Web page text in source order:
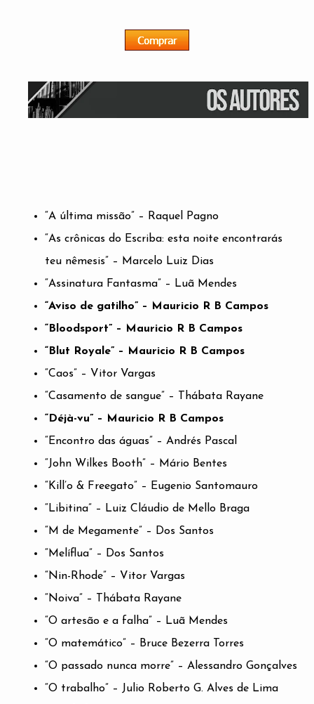
“A última missão” – Raquel Pagno
“As crônicas do Escriba: esta noite encontrarás
teu nêmesis” – Marcelo Luiz Dias
“Assinatura Fantasma” – Luã Mendes
“Aviso de gatilho” – Mauricio R B Campos
“Bloodsport” – Mauricio R B Campos
“Blut Royale” – Mauricio R B Campos
“Caos” – Vitor Vargas
“Casamento de sangue” – Thábata Rayane
“Déjà-vu” – Mauricio R B Campos
“Encontro das águas” – Andrés Pascal
“John Wilkes Booth” – Mário Bentes
“Kill’o & Freegato” – Eugenio Santomauro
“Libitina” – Luiz Cláudio de Mello Braga
“M de Megamente” – Dos Santos
“Melíflua” – Dos Santos
“Nin-Rhode” – Vitor Vargas
“Noiva” – Thábata Rayane
“O artesão e a falha” – Luã Mendes
“O matemático” – Bruce Bezerra Torres
“O passado nunca morre” – Alessandro Gonçalves
“O trabalho” – Julio Roberto G. Alves de Lima